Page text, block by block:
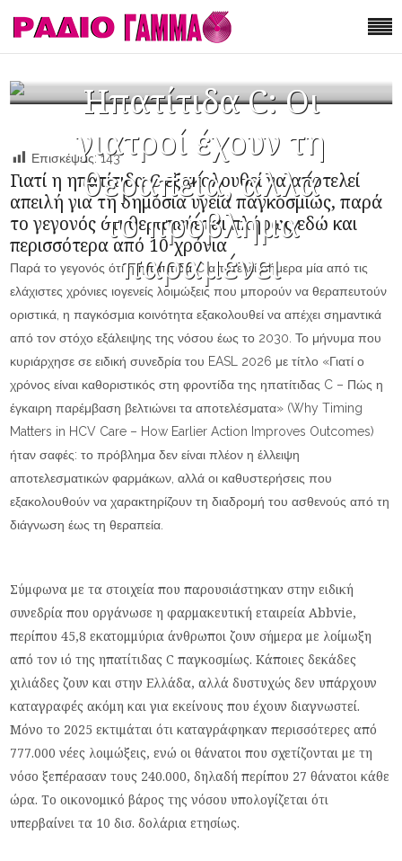
Ηπατίτιδα C: Οι
γιατροί έχουν τη
θεραπεία, αλλά
το πρόβλημα
παραμένει
Επισκέψεις: 143
Γιατί η ηπατίτιδα C εξακολουθεί να αποτελεί
απειλή για τη δημόσια υγεία παγκοσμίως, παρά
το γεγονός ότι θεραπεύεται πλήρως εδώ και
περισσότερα από 10 χρόνια
Παρά το γεγονός ότι ηηπατίτιδαC αποτελεί σήμερα μία από τις
ελάχιστες χρόνιες ιογενείς λοιμώξεις που μπορούν να θεραπευτούν
οριστικά, η παγκόσμια κοινότητα εξακολουθεί να απέχει σημαντικά
από τον στόχο εξάλειψης της νόσου έως το 2030. Το μήνυμα που
κυριάρχησε σε ειδική συνεδρία του EASL 2026 με τίτλο «Γιατί ο
χρόνος είναι καθοριστικός στη φροντίδα της ηπατίτιδας C – Πώς η
έγκαιρη παρέμβαση βελτιώνει τα αποτελέσματα» (Why Timing
Matters in HCV Care – How Earlier Action Improves Outcomes)
ήταν σαφές: το πρόβλημα δεν είναι πλέον η έλλειψη
αποτελεσματικών φαρμάκων, αλλά οι καθυστερήσεις που
εξακολουθούν να χαρακτηρίζουν τη διαδρομή του ασθενούς από τη
διάγνωση έως τη θεραπεία.
Σύμφωνα με τα στοιχεία που παρουσιάστηκαν στην ειδική
συνεδρία που οργάνωσε η φαρμακευτική εταιρεία Abbvie,
περίπου 45,8 εκατομμύρια άνθρωποι ζουν σήμερα με λοίμωξη
από τον ιό της ηπατίτιδας C παγκοσμίως. Κάποιες δεκάδες
χιλιάδες ζουν και στην Ελλάδα, αλλά δυστυχώς δεν υπάρχουν
καταγραφές ακόμη και για εκείνους που έχουν διαγνωστεί.
Μόνο το 2025 εκτιμάται ότι καταγράφηκαν περισσότερες από
777.000 νέες λοιμώξεις, ενώ οι θάνατοι που σχετίζονται με τη
νόσο ξεπέρασαν τους 240.000, δηλαδή περίπου 27 θάνατοι κάθε
ώρα. Το οικονομικό βάρος της νόσου υπολογίζεται ότι
υπερβαίνει τα 10 δισ. δολάρια ετησίως.